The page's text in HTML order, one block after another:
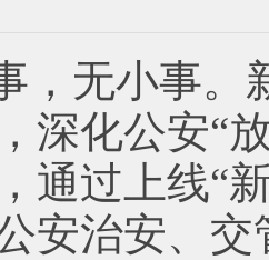
，无小事。
深化公安“
通过上线“
安治安、